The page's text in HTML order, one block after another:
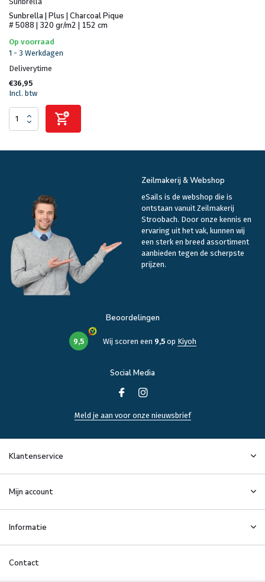
Sunbrella | Plus | Charcoal Pique
# 5088 | 320 gr/m2 | 152 cm
Op voorraad
1 - 3 Werkdagen
Deliverytime
€36,95
Incl. btw
Zeilmakerij & Webshop
eSails is de webshop die is
ontstaan vanuit Zeilmakerij
Stroobach. Door onze kennis en
ervaring uit het vak, kunnen wij
een sterk en breed assortiment
aanbieden tegen de scherpste
prijzen.
Beoordelingen
9,5 Wij scoren een 9,5op Kiyoh
Social Media
Meld je aan voor onze nieuwsbrief
Klantenservice
Mijn account
Informatie
Contact